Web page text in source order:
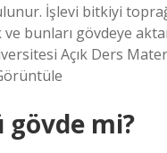
İşlevi bitkiyi
bunları gövdeye
Açık Ders
mi?